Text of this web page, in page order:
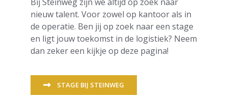
nieuw talent. Voor zowel op kantoor als in
de operatie. Ben jij op zoek naar een stage
en ligt jouw toekomst in de logistiek? Neem
dan zeker een kijkje op deze pagina!
STAGE BIJ STEINWEG